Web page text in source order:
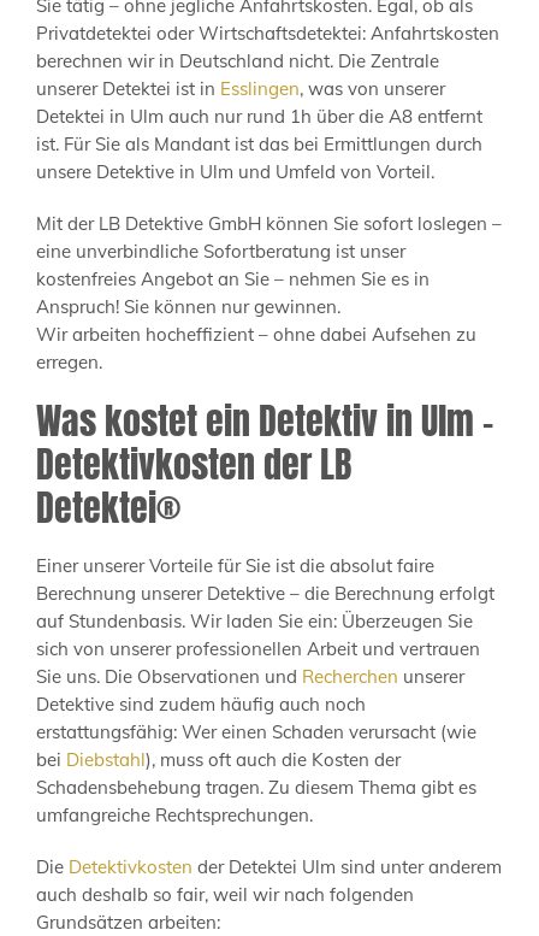
Sie tätig – ohne jegliche Anfahrtskosten. Egal, ob als
Privatdetektei oder Wirtschaftsdetektei: Anfahrtskosten
berechnen wir in Deutschland nicht. Die Zentrale
unserer Detektei ist in Esslingen, was von unserer
Detektei in Ulm auch nur rund 1h über die A8 entfernt
ist. Für Sie als Mandant ist das bei Ermittlungen durch
unsere Detektive in Ulm und Umfeld von Vorteil.
Mit der LB Detektive GmbH können Sie sofort loslegen –
eine unverbindliche Sofortberatung ist unser
kostenfreies Angebot an Sie – nehmen Sie es in
Anspruch! Sie können nur gewinnen.
Wir arbeiten hocheffizient – ohne dabei Aufsehen zu
erregen.
Was kostet ein Detektiv in Ulm –
Detektivkosten der LB
Detektei®
Einer unserer Vorteile für Sie ist die absolut faire
Berechnung unserer Detektive – die Berechnung erfolgt
auf Stundenbasis. Wir laden Sie ein: Überzeugen Sie
sich von unserer professionellen Arbeit und vertrauen
Sie uns. Die Observationen und Recherchen unserer
Detektive sind zudem häufig auch noch
erstattungsfähig: Wer einen Schaden verursacht (wie
bei Diebstahl), muss oft auch die Kosten der
Schadensbehebung tragen. Zu diesem Thema gibt es
umfangreiche Rechtsprechungen.
Die Detektivkosten der Detektei Ulm sind unter anderem
auch deshalb so fair, weil wir nach folgenden
Grundsätzen arbeiten: